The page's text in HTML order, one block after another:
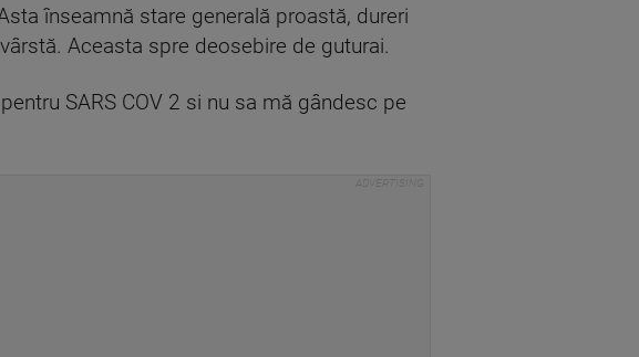
înseamnă stare generală proastă, dureri
Aceasta spre deosebire de guturai.
SARS COV 2 si nu sa mă gândesc pe